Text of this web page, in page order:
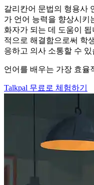
갈리칸어 문법의 형용사
가 언어 능력을 향상시키
화자가 되는 데 도움이
적으로 해결함으로써 학
응하고 의사 소통할 수 있
언어를 배우는 가장 효율
Talkpal 무료로 체험하기